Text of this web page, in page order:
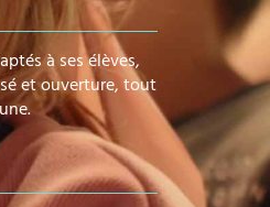
à ses élèves,
et ouverture, tout